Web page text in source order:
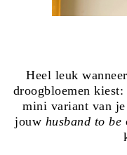
Heel leuk
droogbloemen
mini variant van
jouw husband to be